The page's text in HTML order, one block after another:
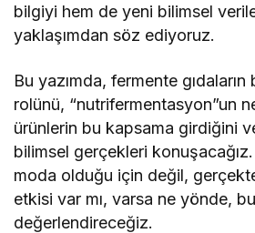
bilgiyi hem de yeni bilimsel
yaklaşımdan söz ediyoruz.
Bu yazımda, fermente
rolünü, “nutrifermentasyon”un
ürünlerin bu kapsama girdiğini
bilimsel gerçekleri konuşacağız.
moda olduğu için değil,
etkisi var mı, varsa ne yönde,
değerlendireceğiz.